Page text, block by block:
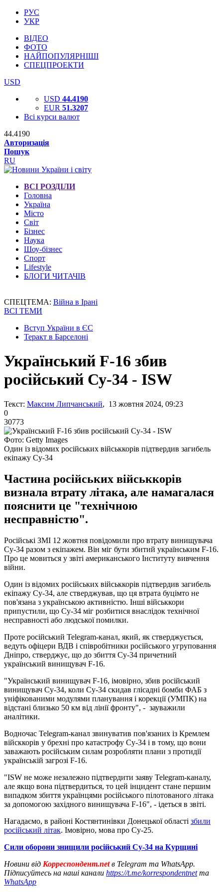
РУС
УКР
ВІДЕО
ФОТО
НАЙПОПУЛЯРНІШІ
СПЕЦПРОЕКТИ
USD
USD 44.4190
EUR 51.3207
Всі курси валют
44.4190
Авторизація
Пошук
RU
ВСІ РОЗДІЛИ
Головна
Україна
Місто
Світ
Бізнес
Наука
Шоу-бізнес
Спорт
Lifestyle
БЛОГИ ЧИТАЧІВ
СПЕЦТЕМА: Війна в Ірані
ВСІ ТЕМИ
Вступ України в ЄС
Теракт в Барселоні
Український F-16 збив
російський Су-34 - ISW
Текст: Максим Липчанський, 13 жовтня 2024, 09:23
0
30773
Фото: Getty Images
Один із відомих російських військкорів підтвердив загибель
екіпажу Су-34
Частина російських військкорів
визнала втрату літака, але намагалася
пояснити це "технічною
несправністю".
Російські ЗМІ 12 жовтня повідомили про втрату винищувача
Су-34 разом з екіпажем. Він міг бути збитий українським F-16.
Про це мовиться у звіті американського Інституту вивчення
війни.
Один із відомих російських військкорів підтвердив загибель
екіпажу Су-34, але стверджував, що ця втрата буцімто не
пов'язана з українською активністю. Інші військкори
припустили, що Су-34 міг розбитися внаслідок технічної
несправності або людської помилки.
Проте російський Telegram-канал, який, як стверджується,
ведуть офіцери ВДВ і співробітники російського угруповання
Дніпро, стверджує, що до збиття Су-34 причетний
український винищувач F-16.
"Український винищувач F-16, імовірно, збив російський
винищувач Су-34, коли Су-34 скидав глісадні бомби ФАБ з
уніфікованими модулями планування і корекції (УМПК) на
відстані близько 50 км від лінії фронту", - зауважили
аналітики.
Водночас Telegram-канал звинуватив пов'язаних із Кремлем
війсккорів у брехні про катастрофу Су-34 і в тому, що вони
заважають російським силам розробляти плани з протидії
українській загрозі F-16.
"ISW не може незалежно підтвердити заяву Telegram-каналу,
але якщо вона підтвердиться, то цей інцидент стане першим
випадком збиття українцями російського пілотованого літака
за допомогою західного винищувача F-16", - ідеться в звіті.
Нагадаємо, в районі Костянтинівки Донецької області збили
російський літак. Імовірно, мова про Су-25.
Сили оборони знищили російський Су-34 на Курщині
Новини від Корреспондент.netв Telegram та WhatsApp.
Підписуйтесь на наші канали https://t.me/korrespondentnetта
WhatsApp